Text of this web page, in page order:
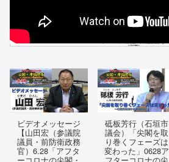
ビデオメッセージ
【山田宏（参議院
議員・前防衛政務
官）6.28「アフタ
砥板芳行（石垣市
議会）「尖閣を取
り巻くフェーズは
変わった」0628ア